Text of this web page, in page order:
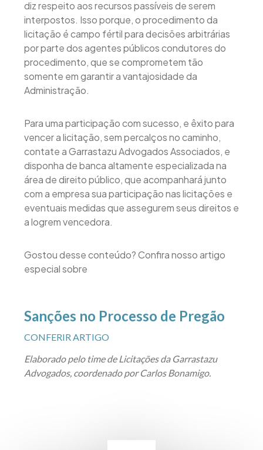
diz respeito aos recursos passíveis de serem
interpostos. Isso porque, o procedimento da
licitação é campo fértil para decisões arbitrárias
por parte dos agentes públicos condutores do
procedimento, que se comprometem tão
somente em garantir a vantajosidade da
Administração.
Para uma participação com sucesso, e êxito para
vencer a licitação, sem percalços no caminho,
contate a Garrastazu Advogados Associados, e
disponha de banca altamente especializada na
área de direito público, que acompanhará junto
com a empresa sua participação nas licitações e
eventuais medidas que assegurem seus direitos e
a logrem vencedora.
Gostou desse conteúdo? Confira nosso artigo
especial sobre
Sanções no Processo de Pregão
CONFERIR ARTIGO
Elaborado pelo time de Licitações da Garrastazu
Advogados, coordenado por Carlos Bonamigo.